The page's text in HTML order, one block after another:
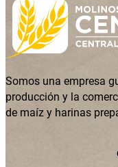
Somos una empresa
producción y la
de maíz y harinas